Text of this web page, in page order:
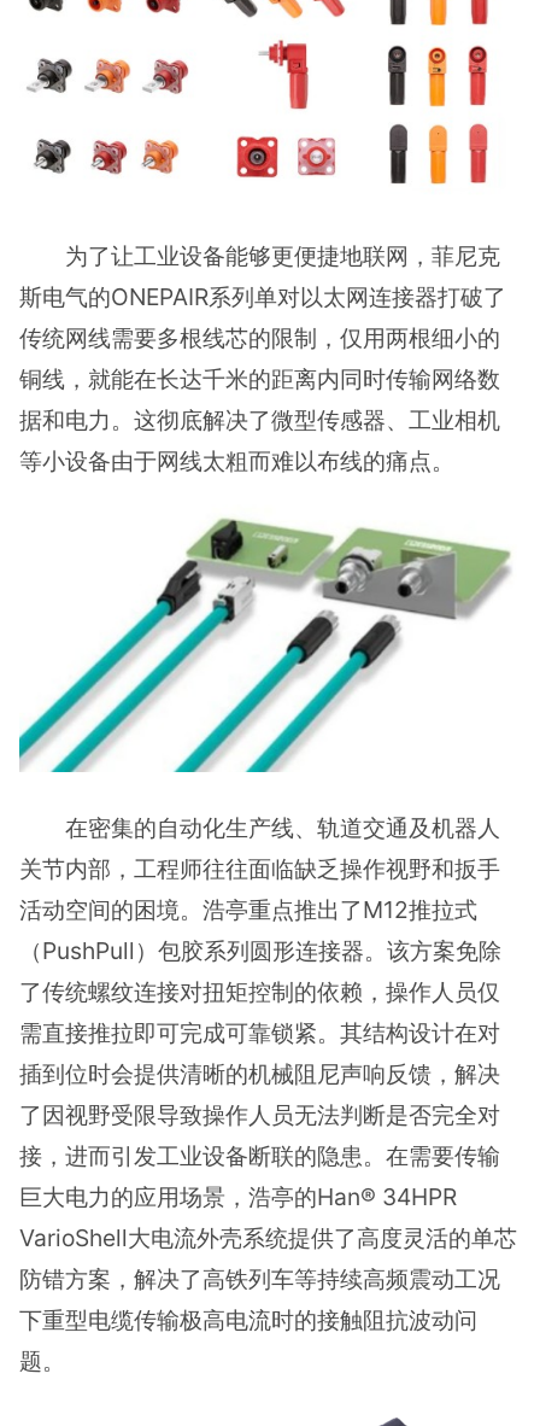
为了让工业设备能够更便捷地联网，菲尼克
斯电气的ONEPAIR系列单对以太网连接器打破了
传统网线需要多根线芯的限制，仅用两根细小的
铜线，就能在长达千米的距离内同时传输网络数
据和电力。这彻底解决了微型传感器、工业相机
等小设备由于网线太粗而难以布线的痛点。
在密集的自动化生产线、轨道交通及机器人
关节内部，工程师往往面临缺乏操作视野和扳手
活动空间的困境。浩亭重点推出了M12推拉式
（PushPull）包胶系列圆形连接器。该方案免除
了传统螺纹连接对扭矩控制的依赖，操作人员仅
需直接推拉即可完成可靠锁紧。其结构设计在对
插到位时会提供清晰的机械阻尼声响反馈，解决
了因视野受限导致操作人员无法判断是否完全对
接，进而引发工业设备断联的隐患。在需要传输
巨大电力的应用场景，浩亭的Han® 34HPR
VarioShell大电流外壳系统提供了高度灵活的单芯
防错方案，解决了高铁列车等持续高频震动工况
下重型电缆传输极高电流时的接触阻抗波动问
题。